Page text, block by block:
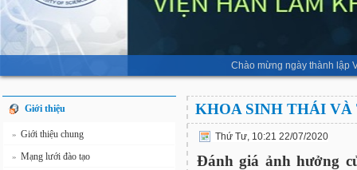
Chào mừng ngày thành lập
Giới thiệu
» Giới thiệu chung
» Mạng lưới đào tạo
KHOA SINH THÁI
Thứ Tư, 10:21 22/07/2020
Đánh giá ảnh hưởng